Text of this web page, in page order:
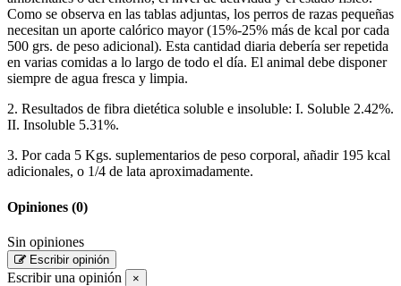
Como se observa en las tablas adjuntas, los perros de razas pequeñas
necesitan un aporte calórico mayor (15%-25% más de kcal por cada
500 grs. de peso adicional). Esta cantidad diaria debería ser repetida
en varias comidas a lo largo de todo el día. El animal debe disponer
siempre de agua fresca y limpia.
2. Resultados de fibra dietética soluble e insoluble: I. Soluble 2.42%.
II. Insoluble 5.31%.
3. Por cada 5 Kgs. suplementarios de peso corporal, añadir 195 kcal
adicionales, o 1/4 de lata aproximadamente.
Opiniones (0)
Sin opiniones
Escribir opinión
Escribir una opinión ×